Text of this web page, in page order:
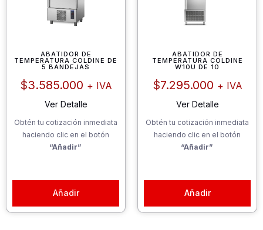
ABATIDOR DE
TEMPERATURA COLDINE DE
5 BANDEJAS
$3.585.000 + IVA
Ver Detalle
Obtén tu cotización inmediata
haciendo clic en el botón
“Añadir”
Añadir
ABATIDOR DE
TEMPERATURA COLDINE
W10U DE 10
$7.295.000 + IVA
Ver Detalle
Obtén tu cotización inmediata
haciendo clic en el botón
“Añadir”
Añadir